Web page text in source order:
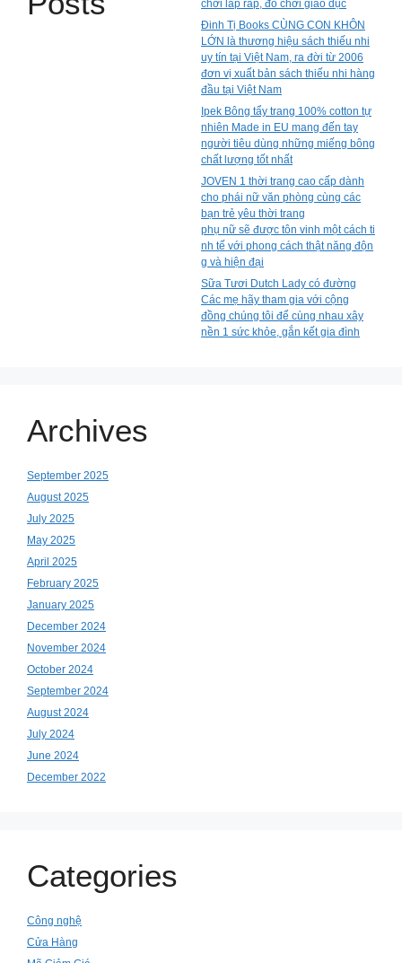
chơi lắp ráp, đồ chơi giáo dục
Đinh Tị Books CÙNG CON KHÔN
LỚN là thương hiệu sách thiếu nhi
uy tín tại Việt Nam, ra đời từ 2006
đơn vị xuất bản sách thiếu nhi hàng
đầu tại Việt Nam
Ipek Bông tẩy trang 100% cotton tự
nhiên Made in EU mang đến tay
người tiêu dùng những miếng bông
chất lượng tốt nhất
JOVEN 1 thời trang cao cấp dành
cho phái nữ văn phòng cùng các
bạn trẻ yêu thời trang
phụ nữ sẽ được tôn vinh một cách ti
nh tế với phong cách thật năng độn
g và hiện đại
Sữa Tươi Dutch Lady có đường
Các mẹ hãy tham gia với cộng
đồng chúng tôi để cùng nhau xây
nền 1 sức khỏe, gắn kết gia đình
Archives
September 2025
August 2025
July 2025
May 2025
April 2025
February 2025
January 2025
December 2024
November 2024
October 2024
September 2024
August 2024
July 2024
June 2024
December 2022
Categories
Công nghệ
Cửa Hàng